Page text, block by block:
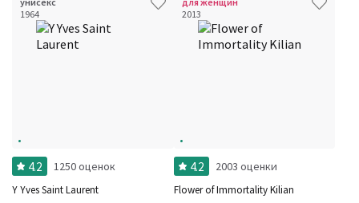
1964
4.2 1250 оценок
Y Yves Saint Laurent
2013
4.2 2003 оценки
Flower of Immortality Kilian